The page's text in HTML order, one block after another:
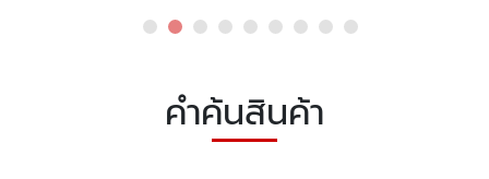
คำค้นสินค้า